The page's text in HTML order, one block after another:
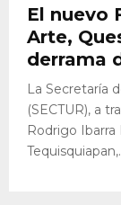
El nuevo
Arte,
derrama
La Secretaría
(SECTUR), a
Rodrigo